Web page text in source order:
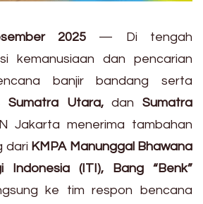
2025 — Di tengah
kemanusiaan dan pencarian
banjir bandang serta
Sumatra Utara,danSumatra
Jakarta menerima tambahan
dari KMPA Manunggal Bhawana
Indonesia (ITI), Bang “Benk”
ke tim respon bencana